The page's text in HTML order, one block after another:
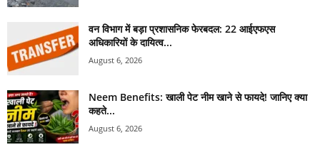
वन विभाग में बड़ा प्रशासनिक फेरबदल: 22 आईएफएस
अधिकारियों के दायित्व...
August 6, 2026
Neem Benefits: खाली पेट नीम खाने से फायदे! जानिए क्या
कहते...
August 6, 2026